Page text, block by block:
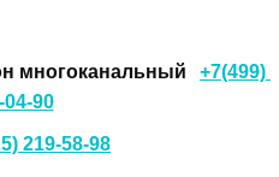
многоканальный
+7(499)
04-90
219-58-98